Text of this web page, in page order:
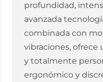
profundidad,
avanzada
combinada con
vibraciones,
y totalmente
ergonómico y